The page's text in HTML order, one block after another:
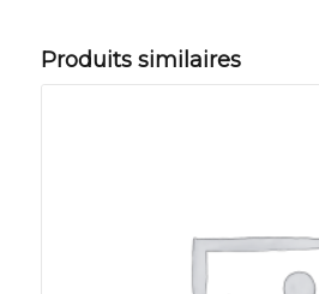
Produits similaires